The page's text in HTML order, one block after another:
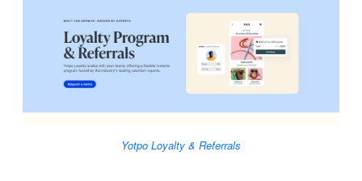
Yotpo Loyalty & Referrals